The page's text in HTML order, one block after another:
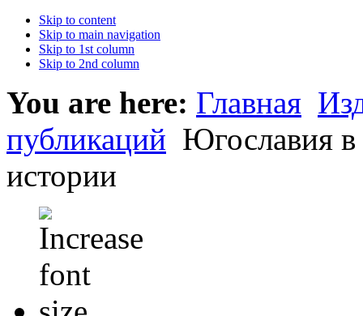
Skip to content
Skip to main navigation
Skip to 1st column
Skip to 2nd column
You are here: Главная
публикаций Югославия
истории